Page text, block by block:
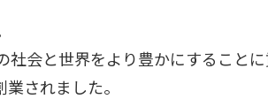
会と世界をより豊かにすること
されました。